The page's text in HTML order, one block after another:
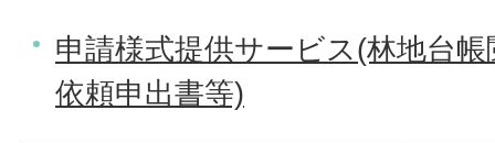
申請様式提供サービス(林地台
依頼申出書等)